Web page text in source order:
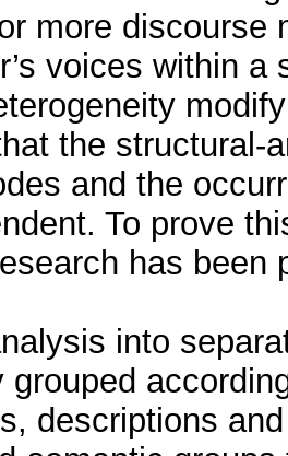
more discourse
voices within
the structural-
and the
To prove
has been
into
grouped
descriptions